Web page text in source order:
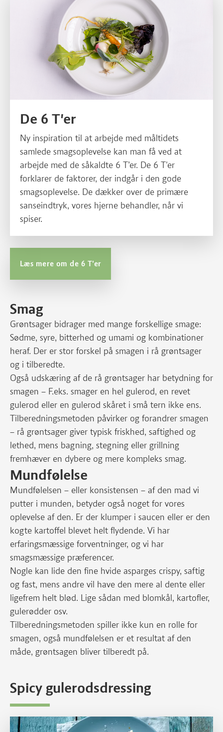
De 6 T'er
Ny inspiration til at arbejde med måltidets
samlede smagsoplevelse kan man få ved at
arbejde med de såkaldte 6 T’er. De 6 T'er
forklarer de faktorer, der indgår i den gode
smagsoplevelse. De dækker over de primære
sanseindtryk, vores hjerne behandler, når vi
spiser.
Læs mere om de 6 T'er
Smag
Grøntsager bidrager med mange forskellige smage:
Sødme, syre, bitterhed og umami og kombinationer
heraf. Der er stor forskel på smagen i rå grøntsager
og i tilberedte.
Også udskæring af de rå grøntsager har betydning for
smagen – F.eks. smager en hel gulerod, en revet
gulerod eller en gulerod skåret i små tern ikke ens.
Tilberedningsmetoden påvirker og forandrer smagen
– rå grøntsager giver typisk friskhed, saftighed og
lethed, mens bagning, stegning eller grillning
fremhæver en dybere og mere kompleks smag.
Mundfølelse
Mundfølelsen – eller konsistensen – af den mad vi
putter i munden, betyder også noget for vores
oplevelse af den. Er der klumper i saucen eller er den
kogte kartoffel blevet helt flydende. Vi har
erfaringsmæssige forventninger, og vi har
smagsmæssige præferencer.
Nogle kan lide den fine hvide asparges crispy, saftig
og fast, mens andre vil have den mere al dente eller
ligefrem helt blød. Lige sådan med blomkål, kartofler,
gulerødder osv.
Tilberedningsmetoden spiller ikke kun en rolle for
smagen, også mundfølelsen er et resultat af den
måde, grøntsagen bliver tilberedt på.
Spicy gulerodsdressing
Se opskriften her